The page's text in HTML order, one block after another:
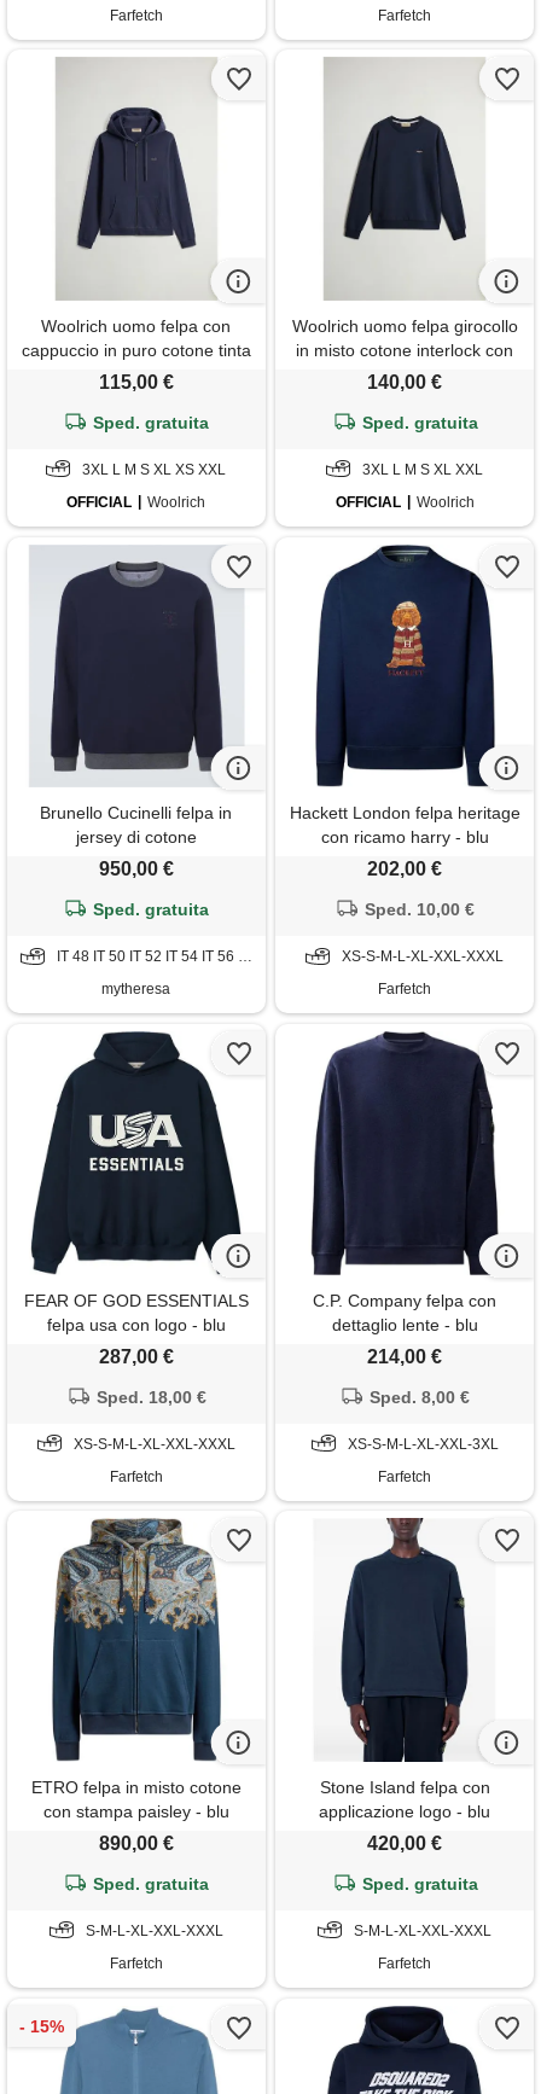
Farfetch Farfetch
Woolrich uomo felpa con
cappuccio in puro cotone tinta
in capo blu taglia s
115,00 €
Sped. gratuita
3XL L M S XL XS XXL
OFFICIAL
Woolrich
Woolrich uomo felpa girocollo
in misto cotone interlock con
logo blu taglia s
140,00 €
Sped. gratuita
3XL L M S XL XXL
OFFICIAL
Woolrich
Brunello Cucinelli felpa in
jersey di cotone
950,00 €
Sped. gratuita
IT 48 IT 50 IT 52 IT 54 IT 56 IT 58
mytheresa
Hackett London felpa heritage
con ricamo harry - blu
202,00 €
Sped. 10,00 €
XS-S-M-L-XL-XXL-XXXL
Farfetch
FEAR OF GOD ESSENTIALS
felpa usa con logo - blu
287,00 €
Sped. 18,00 €
XS-S-M-L-XL-XXL-XXXL
Farfetch
C.P. Company felpa con
dettaglio lente - blu
214,00 €
Sped. 8,00 €
XS-S-M-L-XL-XXL-3XL
Farfetch
ETRO felpa in misto cotone
con stampa paisley - blu
890,00 €
Sped. gratuita
S-M-L-XL-XXL-XXXL
Farfetch
Stone Island felpa con
applicazione logo - blu
420,00 €
Sped. gratuita
S-M-L-XL-XXL-XXXL
Farfetch